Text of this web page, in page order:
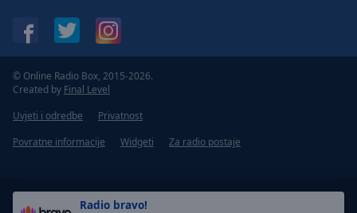
Radio bravo!
© Online Radio Box, 2015-2026.
Created by Final Level
Uvjeti i odredbe
Privatnost
Povratne informacije
Widgeti Za radio postaje